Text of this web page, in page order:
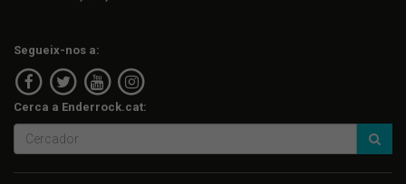
Segueix-nos a:
Cerca a Enderrock.cat: